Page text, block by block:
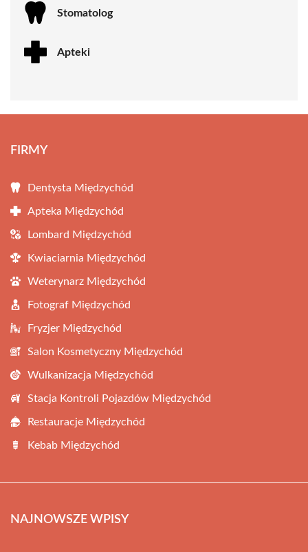
Stomatolog
Apteki
FIRMY
Dentysta Międzychód
Apteka Międzychód
Lombard Międzychód
Kwiaciarnia Międzychód
Weterynarz Międzychód
Fotograf Międzychód
Fryzjer Międzychód
Salon Kosmetyczny Międzychód
Wulkanizacja Międzychód
Stacja Kontroli Pojazdów Międzychód
Restauracje Międzychód
Kebab Międzychód
NAJNOWSZE WPISY